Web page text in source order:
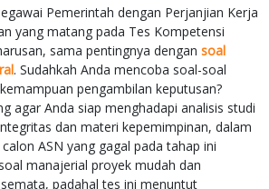
Pemerintah dengan Perjanjian Kerja
yang matang pada Tes Kompetensi
sama pentingnya dengan soal
. Sudahkah Anda mencoba soal-soal
pengambilan keputusan?
agar Anda siap menghadapi analisis studi
dan materi kepemimpinan, dalam
ASN yang gagal pada tahap ini
manajerial proyek mudah dan
padahal tes ini menuntut